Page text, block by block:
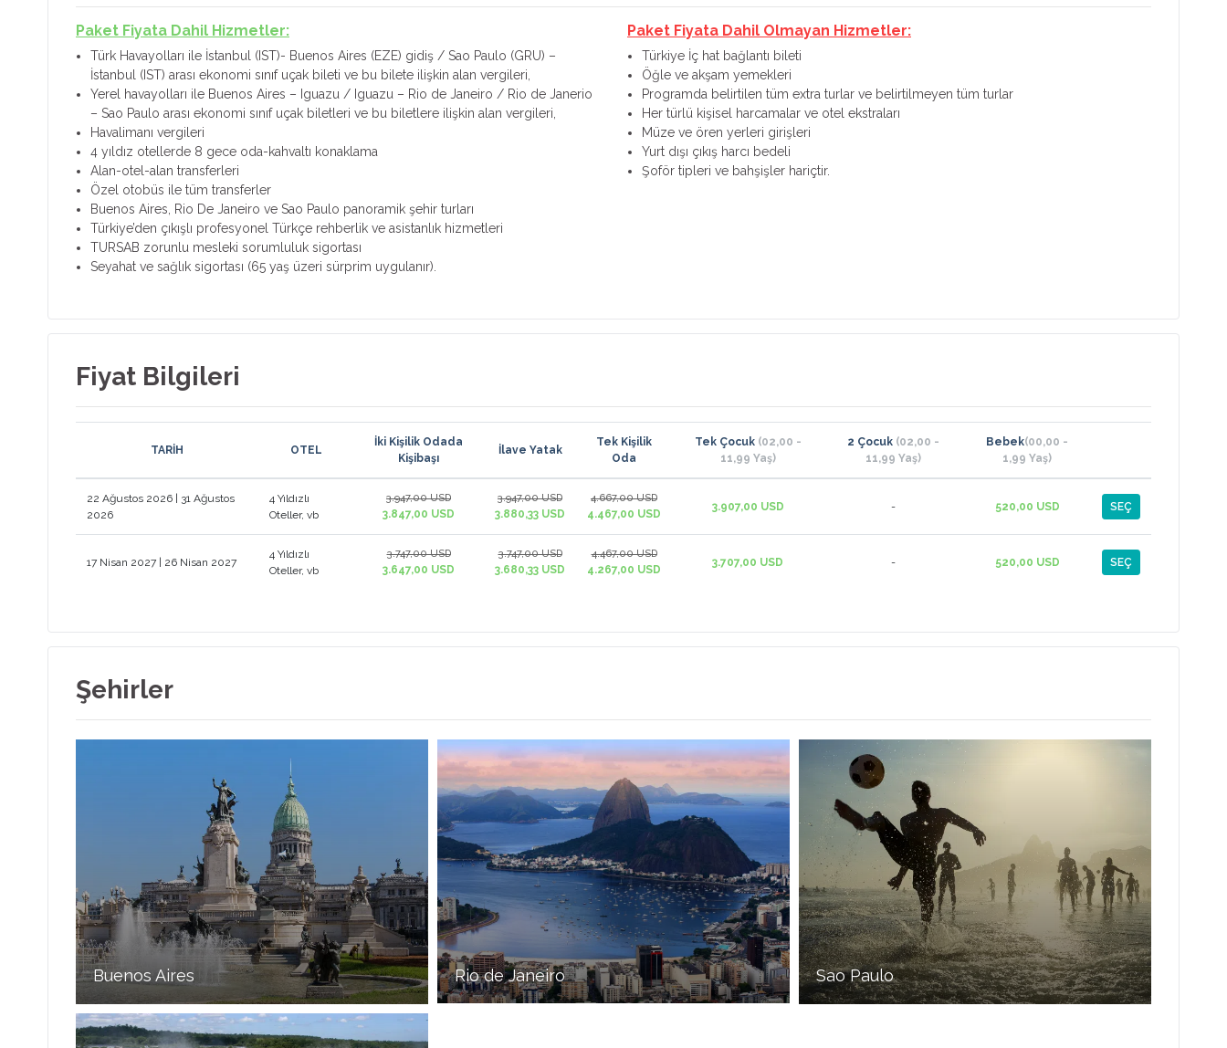
Paket Fiyata Dahil Hizmetler:
Türk Havayolları ile İstanbul (IST)- Buenos Aires (EZE) gidiş / Sao Paulo (GRU) –
İstanbul (IST) arası ekonomi sınıf uçak bileti ve bu bilete ilişkin alan vergileri,
Yerel havayolları ile Buenos Aires – Iguazu / Iguazu – Rio de Janeiro / Rio de Janerio
– Sao Paulo arası ekonomi sınıf uçak biletleri ve bu biletlere ilişkin alan vergileri,
Havalimanı vergileri
4 yıldız otellerde 8 gece oda-kahvaltı konaklama
Alan-otel-alan transferleri
Özel otobüs ile tüm transferler
Buenos Aires, Rio De Janeiro ve Sao Paulo panoramik şehir turları
Türkiye’den çıkışlı profesyonel Türkçe rehberlik ve asistanlık hizmetleri
TURSAB zorunlu mesleki sorumluluk sigortası
Seyahat ve sağlık sigortası (65 yaş üzeri sürprim uygulanır).
Paket Fiyata Dahil Olmayan Hizmetler:
Türkiye İç hat bağlantı bileti
Öğle ve akşam yemekleri
Programda belirtilen tüm extra turlar ve belirtilmeyen tüm turlar
Her türlü kişisel harcamalar ve otel ekstraları
Müze ve ören yerleri girişleri
Yurt dışı çıkış harcı bedeli
Şoför tipleri ve bahşişler hariçtir.
Fiyat Bilgileri
TARİH OTEL
İki Kişilik Odada
Kişibaşı
İlave Yatak
Tek Kişilik
Oda
Tek Çocuk (02,00 -
11,99 Yaş)
2 Çocuk (02,00 -
11,99 Yaş)
Bebek(00,00 -
1,99 Yaş)
22 Ağustos 2026 | 31 Ağustos
2026
4 Yıldızlı
Oteller, vb
3.947,00 USD
3.847,00 USD
3.947,00 USD
3.880,33 USD
4.667,00 USD
4.467,00 USD
3.907,00 USD - 520,00 USD SEÇ
17 Nisan 2027 | 26 Nisan 2027
4 Yıldızlı
Oteller, vb
3.747,00 USD
3.647,00 USD
3.747,00 USD
3.680,33 USD
4.467,00 USD
4.267,00 USD
3.707,00 USD - 520,00 USD SEÇ
Şehirler
Buenos Aires Rio de Janeiro Sao Paulo